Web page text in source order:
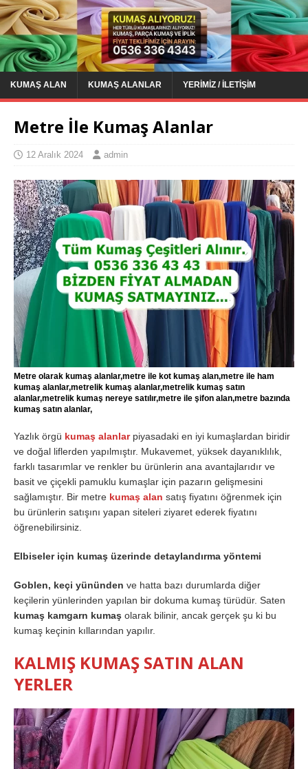
KUMAŞ ALAN KUMAŞ ALANLAR YERIMIZ / İLETIŞIM
Metre İle Kumaş Alanlar
12 Aralık 2024 admin
Metre olarak kumaş alanlar,metre ile kot kumaş alan,metre ile ham
kumaş alanlar,metrelik kumaş alanlar,metrelik kumaş satın
alanlar,metrelik kumaş nereye satılır,metre ile şifon alan,metre bazında
kumaş satın alanlar,
Yazlık örgü kumaş alanlarpiyasadaki en iyi kumaşlardan biridir
ve doğal liflerden yapılmıştır. Mukavemet, yüksek dayanıklılık,
farklı tasarımlar ve renkler bu ürünlerin ana avantajlarıdır ve
basit ve çiçekli pamuklu kumaşlar için pazarın gelişmesini
sağlamıştır. Bir metre kumaş alan satış fiyatını öğrenmek için
bu ürünlerin satışını yapan siteleri ziyaret ederek fiyatını
öğrenebilirsiniz.
Elbiseler için kumaş üzerinde detaylandırma yöntemi
Goblen, keçi yününden ve hatta bazı durumlarda diğer
keçilerin yünlerinden yapılan bir dokuma kumaş türüdür. Saten
kumaş kamgarn kumaş olarak bilinir, ancak gerçek şu ki bu
kumaş keçinin kıllarından yapılır.
KALMIŞ KUMAŞ SATIN ALAN
YERLER